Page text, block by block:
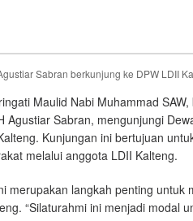
Sabran berkunjung ke DPW LDII
Maulid Nabi Muhammad
Sabran, mengunjungi
Kunjungan ini bertujuan
melalui anggota LDII Kalteng.
merupakan langkah penting untuk
“Silaturahmi ini menjadi modal